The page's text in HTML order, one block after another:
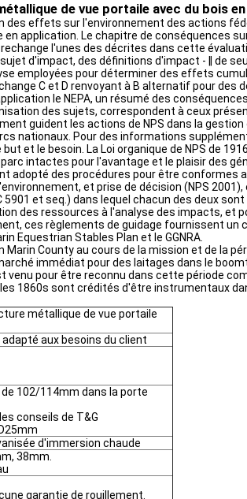
de vue portaile avec du bois
des effets sur l'environnement des actions
application. Le chapitre de conséquences
l'unes des décrites dans cette
d'impact, des définitions d'impact - ‖ de
employées pour déterminer des effets
C et D renvoyant à B alternatif pour des
le NEPA, un résumé des
des sujets, correspondent à ceux
guident les actions de NPS dans la gestion
nationaux. Pour des informations
et le besoin. La Loi organique de NPS de
intactes pour l'avantage et le plaisir des
adopté des procédures pour être conformes
et prise de décision (NPS
et seq.) dans lequel chacun des deux
des ressources à l'analyse des impacts, et
ces règlements de guidage fournissent
Equestrian Stables Plan et le GGNRA.
County au cours de la mission et de la
immédiat pour des laitages dans le
pour être reconnu dans cette période
1860s sont crédités d'être instrumentaux
métallique de vue portaile
aux besoins du client
102/114mm dans la porte
conseils de T&G
d'immersion chaude
38mm.
garantie de rouillement.